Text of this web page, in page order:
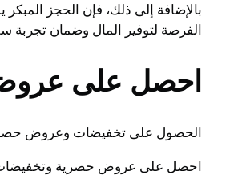
بالإضافة إلى ذلك، فإن الحجز
الفرصة لتوفير المال وضمان تجربة
احصل على عروض
الحصول على تخفيضات وعروض حصرية
احصل على عروض حصرية وتخفيضات